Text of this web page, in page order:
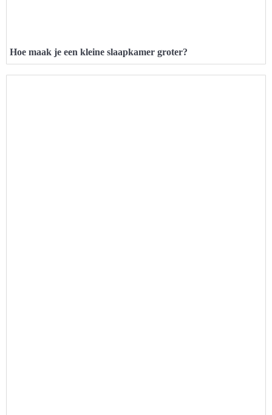
Hoe maak je een kleine slaapkamer groter?